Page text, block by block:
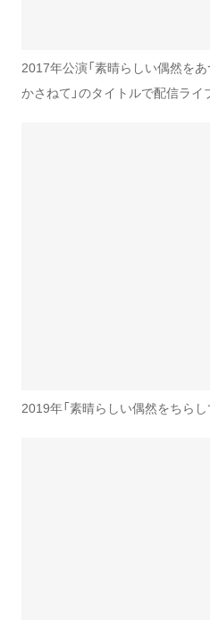
2017年公演「素晴らしい偶然をあ
かさねて」のタイトルで配信ライ
2019年「素晴らしい偶然をちらし